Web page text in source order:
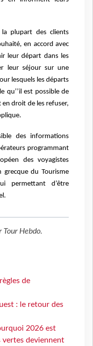
plupart des clients
en accord avec
leur départ dans les
leur séjour sur une
lesquels les départs
qu’’il est possible de
en droit de les refuser,
des informations
programmant
des voyagistes
grecque du Tourisme
permettant d’être
Tour Hebdo.
de
: le retour des
2026 est
vertes deviennent